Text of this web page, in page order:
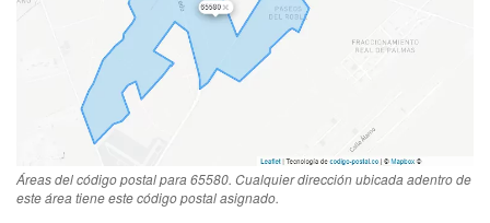
Áreas del código postal para 65580. Cualquier dirección ubicada adentro de
este área tiene este código postal asignado.